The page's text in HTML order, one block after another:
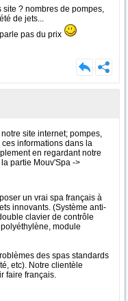
site ? nombres de pompes,
de jets...
pas du prix
site internet; pompes,
informations dans la
en regardant notre
partie Mouv'Spa ->
un vrai spa français à
innovants. (Système anti-
clavier de contrôle
module
des spas standards
etc). Notre clientèle
faire français.